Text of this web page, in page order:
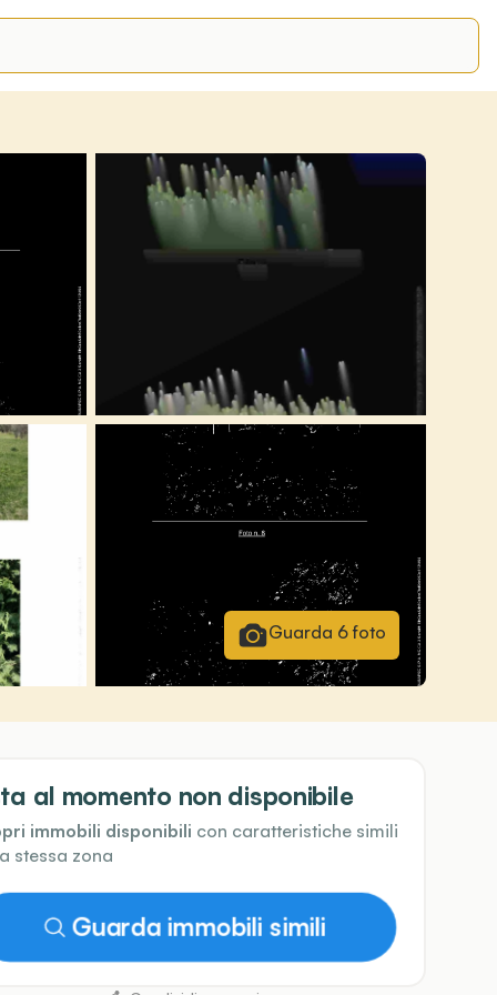
Guarda 6foto
al momento non disponibile
immobili disponibili con caratteristiche simili
stessa zona
Guarda immobili simili